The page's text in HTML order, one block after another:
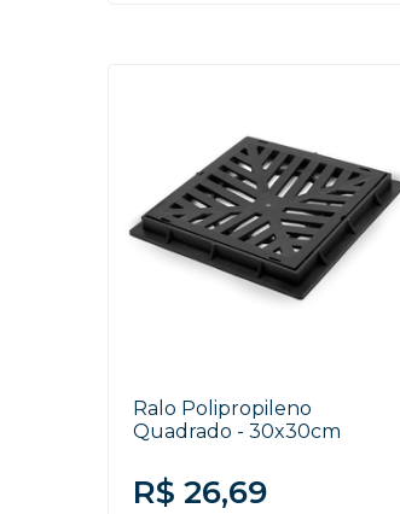
Ralo Polipropileno
Quadrado - 30x30cm
R$ 26,69